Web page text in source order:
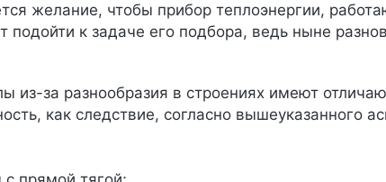
желание, чтобы прибор теплоэнергии,
подойти к задаче его подбора, ведь ныне
из-за разнообразия в строениях имеют
как следствие, согласно вышеуказанного